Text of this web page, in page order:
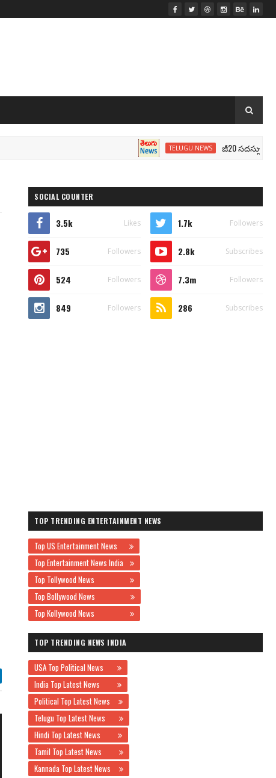
TELUGU NEWS జీ20 సదస్సు.. మోదీ
SOCIAL COUNTER
3.5k Likes 1.7k Followers
735 Followers 2.8k Subscribes
524 Followers 7.3m Followers
849 Followers 286 Subscribes
TOP TRENDING ENTERTAINMENT NEWS
Top US Entertainment News
Top Entertainment News India
Top Tollywood News
Top Bollywood News
Top Kollywood News
TOP TRENDING NEWS INDIA
USA Top Political News
India Top Latest News
Political Top Latest News
Telugu Top Latest News
Hindi Top Latest News
Tamil Top Latest News
Kannada Top Latest News